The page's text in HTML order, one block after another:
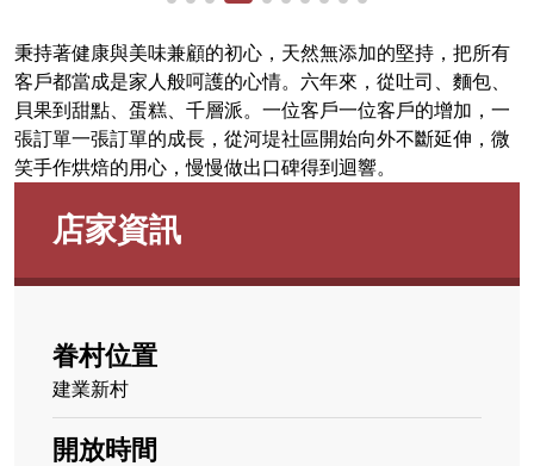
秉持著健康與美味兼顧的初心，天然無添加的堅持，把所有
客戶都當成是家人般呵護的心情。六年來，從吐司、麵包、
貝果到甜點、蛋糕、千層派。一位客戶一位客戶的增加，一
張訂單一張訂單的成長，從河堤社區開始向外不斷延伸，微
笑手作烘焙的用心，慢慢做出口碑得到迴響。
店家資訊
眷村位置
建業新村
開放時間